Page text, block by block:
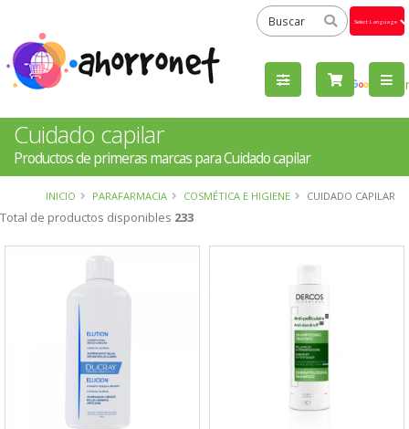
by
Cuidado capilar
Productos de primeras marcas para Cuidado capilar
INICIO PARAFARMACIA COSMÉTICA E HIGIENE CUIDADO CAPILAR
Total de productos disponibles 233